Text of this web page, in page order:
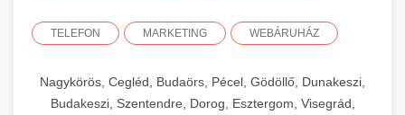
TELEFON MARKETING WEBÁRUHÁZ
Nagykörös, Cegléd, Budaörs, Pécel, Gödöllő, Dunakeszi,
Budakeszi, Szentendre, Dorog, Esztergom, Visegrád,